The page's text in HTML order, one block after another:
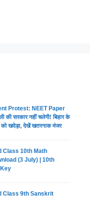
Protest: NEET Paper
की सरकार नहीं चलेगी! बिहार के
खदेड़ा, देखें खतरनाक मंजर
Class 10th Math
(3 July) | 10th
Class 9th Sanskrit